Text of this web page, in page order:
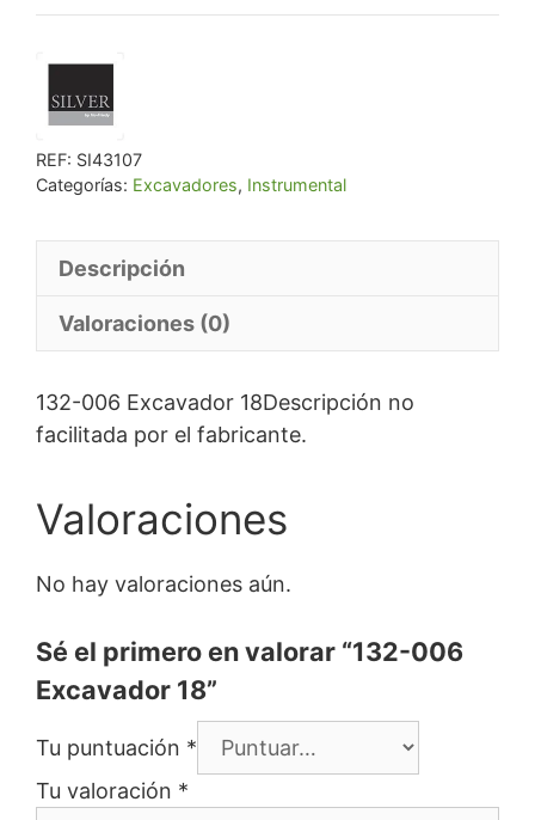
Excavador
REF: SI43107
Categorías: Excavadores, Instrumental
Descripción
Valoraciones (0)
132-006 Excavador 18Descripción no
facilitada por el fabricante.
Valoraciones
No hay valoraciones aún.
Sé el primero en valorar “132-006
Excavador 18”
Tu puntuación *
Tu valoración *